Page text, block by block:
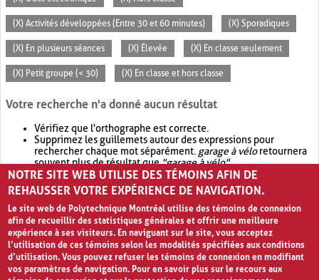
(X) Activités développées (Entre 30 et 60 minutes) (X) Sporadiques
(X) En plusieurs séances (X) Élevée (X) En classe seulement
(X) Petit groupe (< 30) (X) En classe et hors classe
Votre recherche n'a donné aucun résultat
Vérifiez que l'orthographe est correcte.
Supprimez les guillemets autour des expressions pour
rechercher chaque mot séparément. garage à véloretournera
souvent plus de résultat que"garage à vélo".
Envisagez d'élargir votre recherche avec OR.garage OR vélo
retournera souvent plus de résultat quegarage à vélo
NOTRE SITE WEB UTILISE DES TÉMOINS AFIN DE
REHAUSSER VOTRE EXPÉRIENCE DE NAVIGATION.
Le site web de Polytechnique Montréal utilise des témoins de connexion
afin de recueillir des statistiques générales et offrir une meilleure
expérience à ses visiteurs. En naviguant sur le site, vous acceptez
l’utilisation de ces témoins selon les modalités spécifiées aux conditions
d’utilisation. Vous pouvez refuser les témoins de connexion en modifiant
vos paramètres de navigation. Pour en savoir plus sur le recours aux